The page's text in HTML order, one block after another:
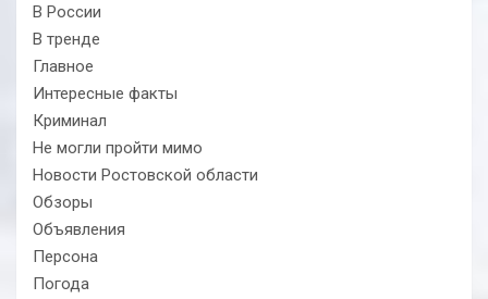
В России
В тренде
Главное
Интересные факты
Криминал
Не могли пройти мимо
Новости Ростовской области
Обзоры
Объявления
Персона
Погода